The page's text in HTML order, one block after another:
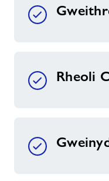
Rheoli